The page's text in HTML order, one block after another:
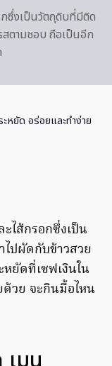
กซึ่งเป็นวัตถุดิบที่มีติด
สตามชอบ ถือเป็นอีก
หยัด อร่อยและทำง่าย
ไส้กรอกซึ่งเป็น
ปผัดกับข้าวสวย
ยัดที่เซฟเงินใน
ด้วย จะกินมื้อไหน